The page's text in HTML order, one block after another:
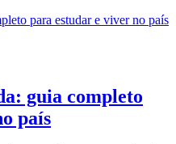
guia completo
país